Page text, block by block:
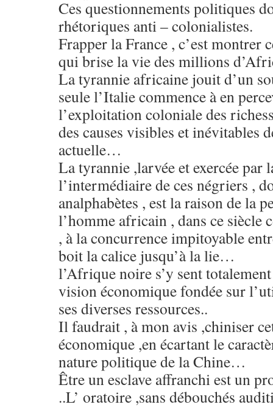
Ces questionnements politiques
rhétoriques anti – colonialistes.
Frapper la France , c’est montrer
qui brise la vie des millions
La tyrannie africaine jouit d’un
seule l’Italie commence à en
l’exploitation coloniale des
des causes visibles et inévitables
actuelle…
La tyrannie ,larvée et exercée par
l’intermédiaire de ces négriers ,
analphabètes , est la raison de la
l’homme africain , dans ce siècle
, à la concurrence impitoyable
boit la calice jusqu’à la lie…
l’Afrique noire s’y sent
vision économique fondée sur
ses diverses ressources..
Il faudrait , à mon avis ,chiniser
économique ,en écartant le
nature politique de la Chine…
Être un esclave affranchi est un
..L’ oratoire ,sans débouchés